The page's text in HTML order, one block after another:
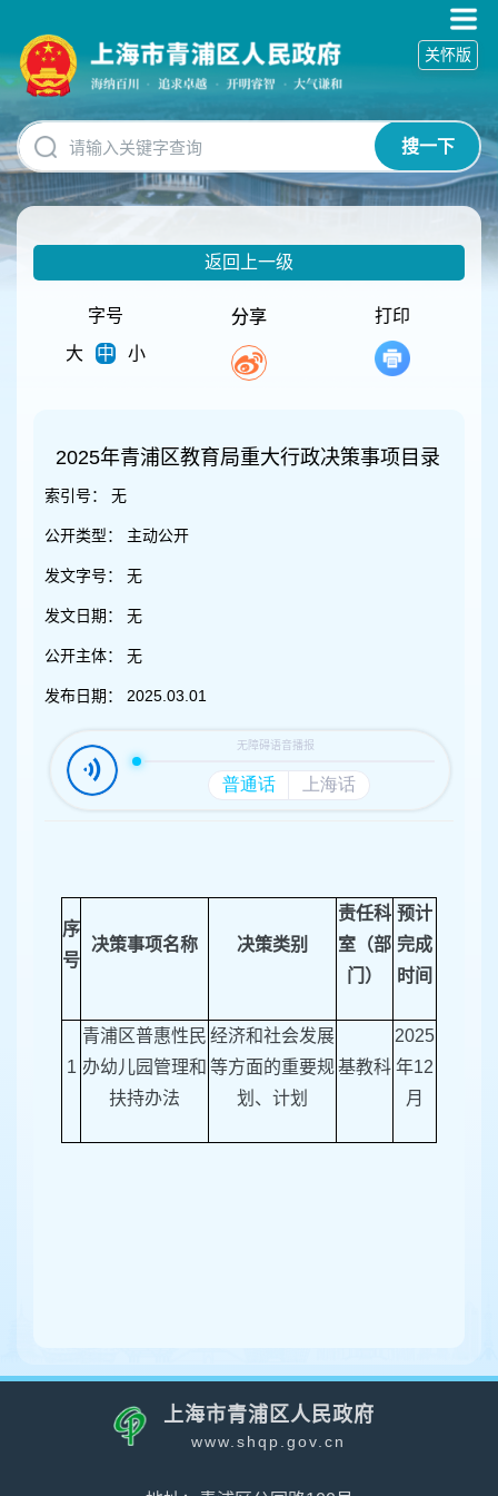
碍
操
明
跳
转
到
网
搜一下
关怀版
返回上一级
字号
大
中 小
分享 打印
2025年青浦区教育局重大行政决策事项目录
索引号： 无
公开类型： 主动公开
发文字号： 无
发文日期： 无
公开主体： 无
发布日期： 2025.03.01
序
号
决策事项名称 决策类别
责任科
室（部
门）
预计
完成
时间
1
青浦区普惠性民
办幼儿园管理和
扶持办法
经济和社会发展
等方面的重要规
划、计划
基教科
2025
年12
月
上海市青浦区人民政府
www.shqp.gov.cn